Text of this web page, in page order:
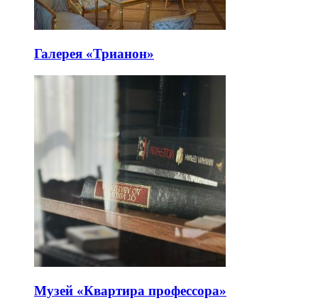
Галерея «Трианон»
Музей «Квартира профессора»